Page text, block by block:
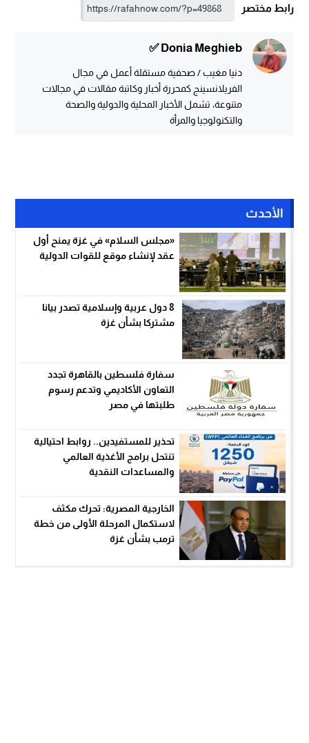
رابط مختصر
Donia Meghieb ✅
دنيا مغيب / صحفية مستقلة أعمل في مجال
الفريلانسينج كمحررة أخبار وكاتبة مقالات في مجالات
متنوعة، تشمل الأخبار المحلية والدولية والصحة
والتكنولوجيا والمرأة
الأحدث
«مجلس السلام» في غزة يمنح أول
عقد لإنشاء موقع للقوات الدولية
8 دول عربية وإسلامية تصدر بيانا
مشتركا بشأن غزة
سفارة فلسطين بالقاهرة تجدد
التعاون الأكاديمي وتدعم رسوم
طلبتها في مصر
تحذير للمستفيدين.. روابط احتيالية
تنتحل برامج الأغذية العالمي
والمساعدات النقدية
الخارجية المصرية: تحرك مكثف
لاستكمال المرحلة الأولى من خطة
ترمب بشأن غزة